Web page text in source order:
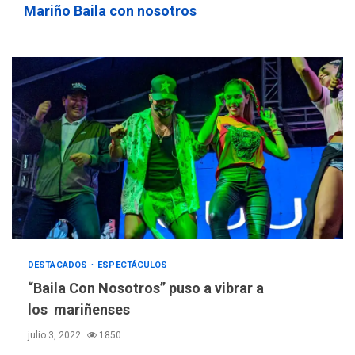
Mariño Baila con nosotros
DESTACADOS ESPECTÁCULOS
“Baila Con Nosotros” puso a vibrar a
los mariñenses
julio 3, 2022 1850
3
POLÍTICA
TITULARES
ÚLTIMA HORA
ONGs piden a CIDH
diálogo en Venezuela